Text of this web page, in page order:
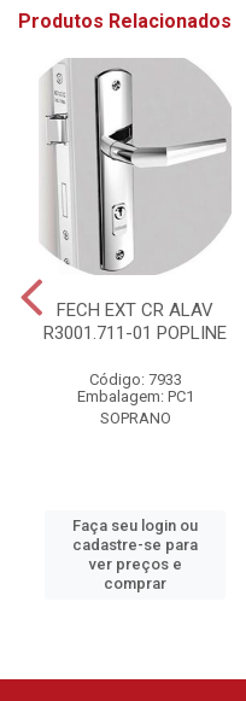
Produtos Relacionados
FECH EXT CR ALAV
R3001.711-01 POPLINE
Código: 7933
Embalagem: PC1
SOPRANO
Faça seu login ou
cadastre-se para
ver preços e
comprar